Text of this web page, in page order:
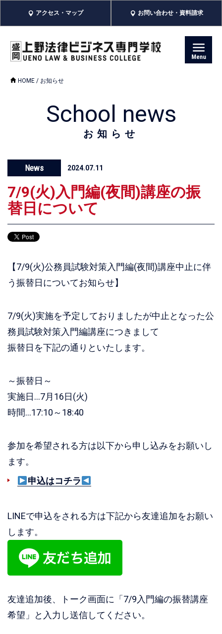
アクセス・マップ お問い合わせ・資料請求
HOME / お知らせ
School news
お知らせ
News 2024.07.11
7/9(火)入門編(夜間)講座の振
替日について
【7/9(火)公務員試験対策入門編(夜間)講座中止に伴
う振替日についてお知らせ】
7/9(火)実施を予定しておりましたが中止となった公
務員試験対策入門編講座につきまして
振替日を下記の通りといたします。
～振替日～
実施日…7月16日(火)
時間…17:10～18:40
参加を希望される方は以下から申し込みをお願いし
ます。
申込はコチラ
LINEで申込をされる方は下記から友達追加をお願い
します。
友達追加後、トーク画面に「7/9入門編の振替講座
希望」と入力し送信してください。